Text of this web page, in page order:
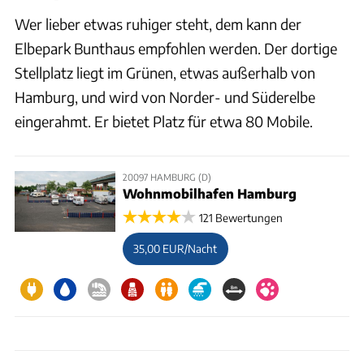
Wer lieber etwas ruhiger steht, dem kann der
Elbepark Bunthaus empfohlen werden. Der dortige
Stellplatz liegt im Grünen, etwas außerhalb von
Hamburg, und wird von Norder- und Süderelbe
eingerahmt. Er bietet Platz für etwa 80 Mobile.
20097 HAMBURG (D)
Wohnmobilhafen Hamburg
121 Bewertungen
35,00 EUR/Nacht